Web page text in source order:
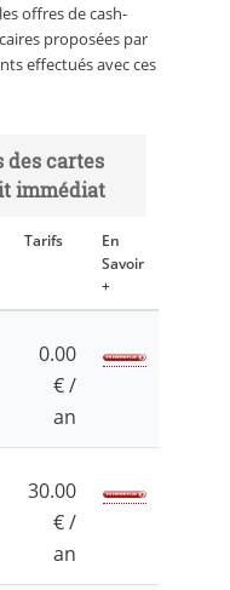
offres de cash-
proposées par
effectués avec ces
des cartes
immédiat
Tarifs
En
Savoir
+
0.00
€ /
an
30.00
€ /
an